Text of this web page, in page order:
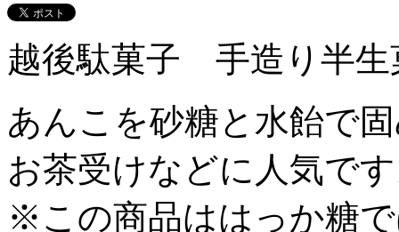
越後駄菓子 手造り半生
あんこを砂糖と水飴で
お茶受けなどに人気で
※この商品ははっか糖